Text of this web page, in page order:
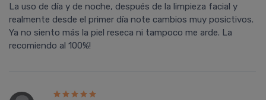
La uso de dí­a y de noche, después de la limpieza facial y
realmente desde el primer dí­a note cambios muy posictivos.
Ya no siento más la piel reseca ni tampoco me arde. La
recomiendo al 100%!